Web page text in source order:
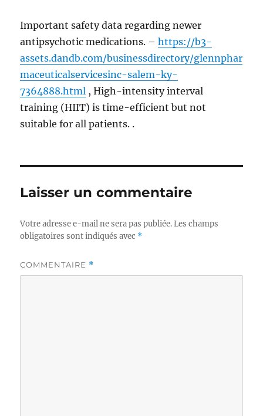
Important safety data regarding newer
antipsychotic medications. –https://b3-
assets.dandb.com/businessdirectory/glennphar
maceuticalservicesinc-salem-ky-
7364888.html , High-intensity interval
training (HIIT) is time-efficient but not
suitable for all patients. .
Laisser un commentaire
Votre adresse e-mail ne sera pas publiée. Les champs
obligatoires sont indiqués avec *
COMMENTAIRE *